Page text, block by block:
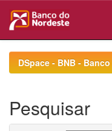
navigationDSpace - BNB -
Pesquisar